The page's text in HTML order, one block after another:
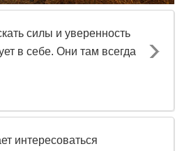
силы и уверенность
в себе. Они там всегда
интересоваться